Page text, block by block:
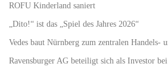
ROFU Kinderland saniert
„Dito!“ ist das „Spiel des Jahres 2026“
Vedes baut Nürnberg zum zentralen Handels-
Ravensburger AG beteiligt sich als Investor